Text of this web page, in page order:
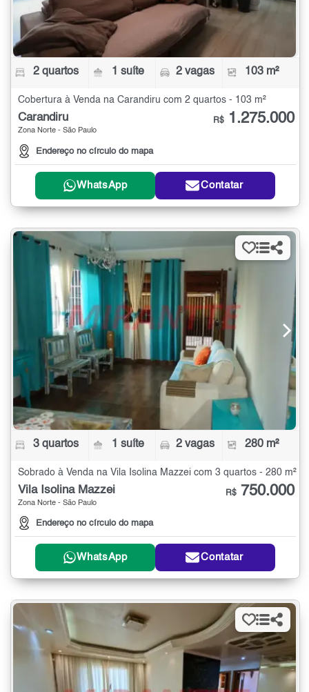
2 quartos 1 suíte 2 vagas 103 m²
Cobertura à Venda na Carandiru com 2 quartos - 103 m²
Carandiru
Zona Norte - São Paulo
Endereço no círculo do mapa
R$ 1.275.000
WhatsApp Contatar
3 quartos 1 suíte 2 vagas 280 m²
Sobrado à Venda na Vila Isolina Mazzei com 3 quartos - 280 m²
Vila Isolina Mazzei
Zona Norte - São Paulo
Endereço no círculo do mapa
R$ 750.000
WhatsApp Contatar